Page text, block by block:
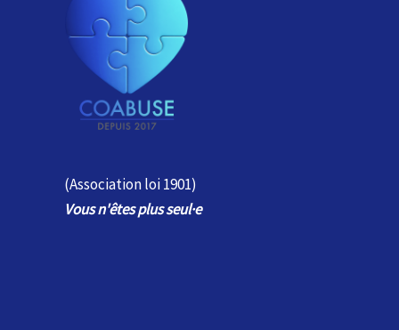
(Association loi 1901)
Vous n'êtes plus seul·e